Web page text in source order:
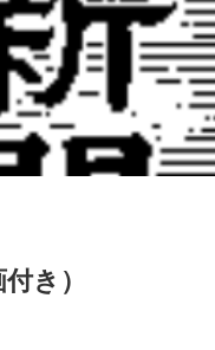
き）